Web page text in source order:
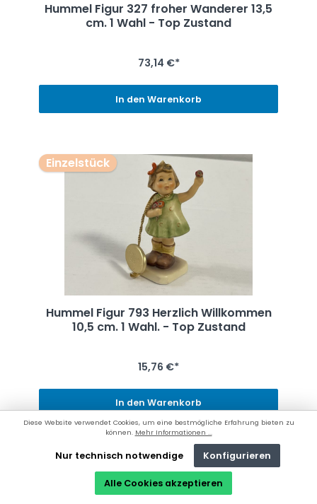
Hummel Figur 327 froher Wanderer 13,5
cm. 1 Wahl - Top Zustand
73,14 €*
In den Warenkorb
Einzelstück
Hummel Figur 793 Herzlich Willkommen
10,5 cm. 1 Wahl. - Top Zustand
15,76 €*
In den Warenkorb
Diese Website verwendet Cookies, um eine bestmögliche Erfahrung bieten zu
können. Mehr Informationen ...
Nur technisch notwendige Konfigurieren
Alle Cookies akzeptieren